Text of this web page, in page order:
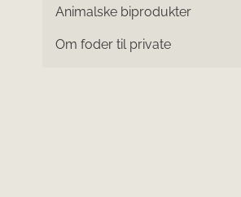
Animalske biprodukter
Om foder til private